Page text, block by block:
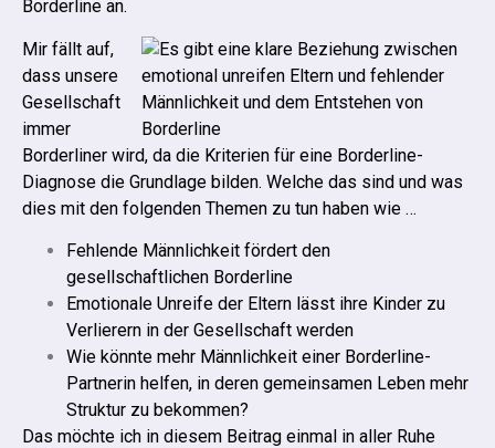
Borderline an.
Mir fällt auf,
dass unsere
Gesellschaft
immer
Borderliner wird, da die Kriterien für eine Borderline-
Diagnose die Grundlage bilden. Welche das sind und was
dies mit den folgenden Themen zu tun haben wie …
Fehlende Männlichkeit fördert den
gesellschaftlichen Borderline
Emotionale Unreife der Eltern lässt ihre Kinder zu
Verlierern in der Gesellschaft werden
Wie könnte mehr Männlichkeit einer Borderline-
Partnerin helfen, in deren gemeinsamen Leben mehr
Struktur zu bekommen?
Das möchte ich in diesem Beitrag einmal in aller Ruhe